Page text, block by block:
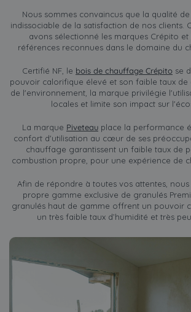
Nous sommes convaincus que la qualité
indissociable de la satisfaction de nos clients.
avons sélectionné les marques Crépito et
références reconnues dans le domaine du
Certifié NF, le bois de chauffage Crépito se
pouvoir calorifique élevé et son faible taux de
de l'environnement, la marque privilégie
locales et limite son impact sur
La marque Piveteau place la performance
confort d'utilisation au cœur de ses
chauffage garantissent un faible taux de
combustion propre, pour une expérience de
Afin de répondre à toutes vos attentes,
propre gamme exclusive de granulés
granulés haut de gamme offrent un pouvoir
un très faible taux d’humidité et très